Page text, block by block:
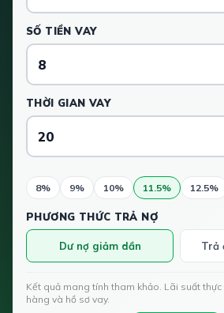
SỐ TIỀN VAY
THỜI GIAN VAY
8% 9% 10% 11.5% 12.5%
PHƯƠNG THỨC TRẢ NỢ
Dư nợ giảm dần Trả
Kết quả mang tính tham khảo. Lãi suất
hàng và hồ sơ vay.